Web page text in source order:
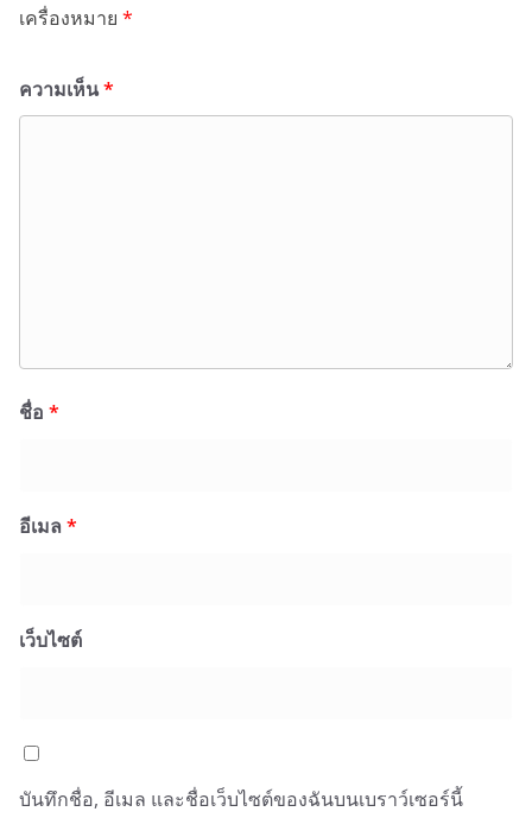
เครื่องหมาย *
ความเห็น*
ชื่อ *
อีเมล *
เว็บไซต์
บันทึกชื่อ, อีเมล และชื่อเว็บไซต์ของฉันบนเบราว์เซอร์นี้